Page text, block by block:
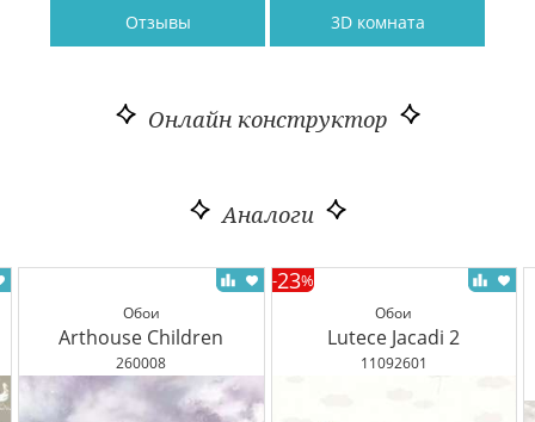
Отзывы 3D комната
Онлайн конструктор
Аналоги
Обои
Arthouse Children
260008
Обои
Lutece Jacadi 2
11092601
-23%